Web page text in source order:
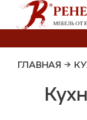
ГЛАВНАЯ →